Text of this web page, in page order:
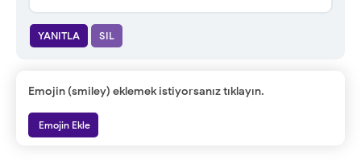
YANITLA SIL
Emojin (smiley) eklemek istiyorsanız tıklayın.
Emojin Ekle